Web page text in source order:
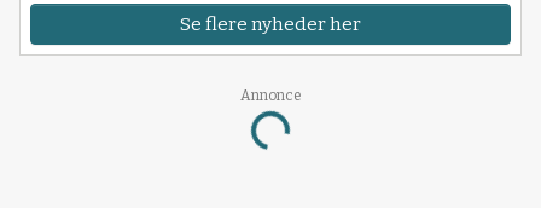
Se flere nyheder her
Annonce
Loading...